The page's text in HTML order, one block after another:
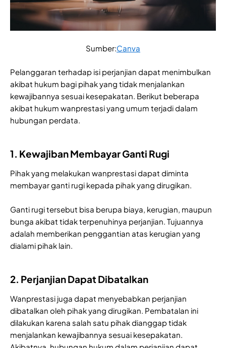
Sumber:Canva
Pelanggaran terhadap isi perjanjian dapat menimbulkan
akibat hukum bagi pihak yang tidak menjalankan
kewajibannya sesuai kesepakatan. Berikut beberapa
akibat hukum wanprestasi yang umum terjadi dalam
hubungan perdata.
1. Kewajiban Membayar Ganti Rugi
Pihak yang melakukan wanprestasi dapat diminta
membayar ganti rugi kepada pihak yang dirugikan.
Ganti rugi tersebut bisa berupa biaya, kerugian, maupun
bunga akibat tidak terpenuhinya perjanjian. Tujuannya
adalah memberikan penggantian atas kerugian yang
dialami pihak lain.
2. Perjanjian Dapat Dibatalkan
Wanprestasi juga dapat menyebabkan perjanjian
dibatalkan oleh pihak yang dirugikan. Pembatalan ini
dilakukan karena salah satu pihak dianggap tidak
menjalankan kewajibannya sesuai kesepakatan.